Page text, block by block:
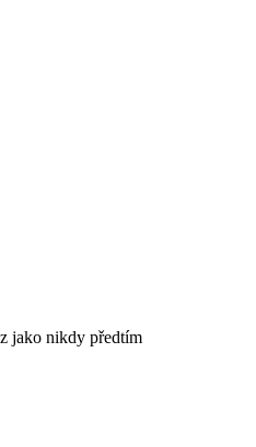
jako nikdy předtím